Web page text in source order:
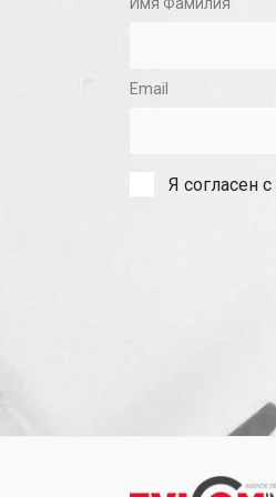
Email
Я согласен